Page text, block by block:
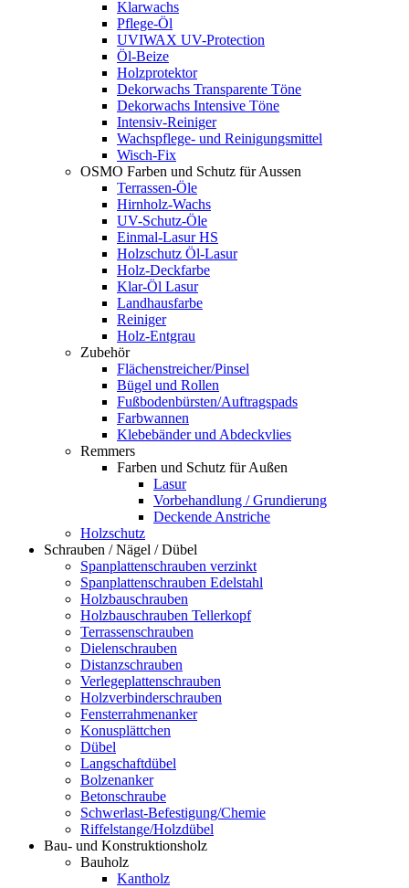
Klarwachs
Pflege-Öl
UVIWAX UV-Protection
Öl-Beize
Holzprotektor
Dekorwachs Transparente Töne
Dekorwachs Intensive Töne
Intensiv-Reiniger
Wachspflege- und Reinigungsmittel
Wisch-Fix
OSMO Farben und Schutz für Aussen
Terrassen-Öle
Hirnholz-Wachs
UV-Schutz-Öle
Einmal-Lasur HS
Holzschutz Öl-Lasur
Holz-Deckfarbe
Klar-Öl Lasur
Landhausfarbe
Reiniger
Holz-Entgrau
Zubehör
Flächenstreicher/Pinsel
Bügel und Rollen
Fußbodenbürsten/Auftragspads
Farbwannen
Klebebänder und Abdeckvlies
Remmers
Farben und Schutz für Außen
Lasur
Vorbehandlung / Grundierung
Deckende Anstriche
Holzschutz
Schrauben / Nägel / Dübel
Spanplattenschrauben verzinkt
Spanplattenschrauben Edelstahl
Holzbauschrauben
Holzbauschrauben Tellerkopf
Terrassenschrauben
Dielenschrauben
Distanzschrauben
Verlegeplattenschrauben
Holzverbinderschrauben
Fensterrahmenanker
Konusplättchen
Dübel
Langschaftdübel
Bolzenanker
Betonschraube
Schwerlast-Befestigung/Chemie
Riffelstange/Holzdübel
Bau- und Konstruktionsholz
Bauholz
Kantholz